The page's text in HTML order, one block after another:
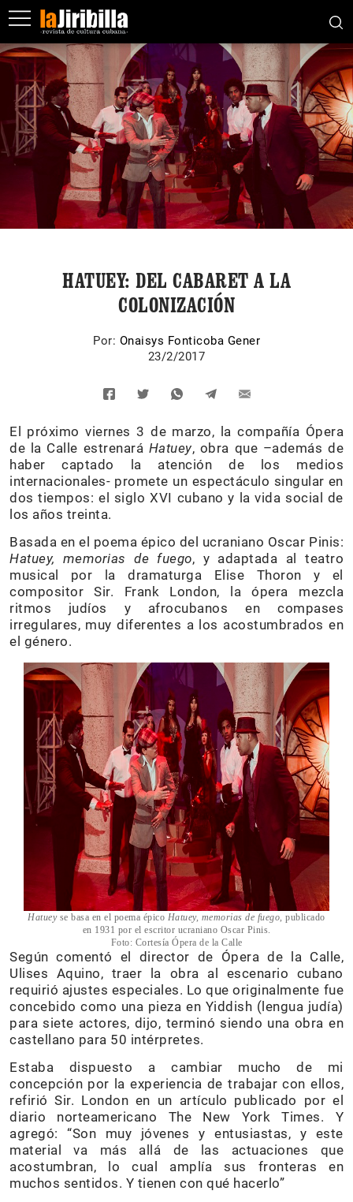
HATUEY: DEL CABARET A LA
COLONIZACIÓN
Por: Onaisys Fonticoba Gener
23/2/2017
El próximo viernes 3 de marzo, la compañía Ópera
de la Calle estrenará Hatuey, obra que –además de
haber captado la atención de los medios
internacionales- promete un espectáculo singular en
dos tiempos: el siglo XVI cubano y la vida social de
los años treinta.
Basada en el poema épico del ucraniano Oscar Pinis:
Hatuey, memorias de fuego, y adaptada al teatro
musical por la dramaturga Elise Thoron y el
compositor Sir. Frank London, la ópera mezcla
ritmos judíos y afrocubanos en compases
irregulares, muy diferentes a los acostumbrados en
el género.
Hatueyse basa en el poema épico Hatuey, memorias de fuego, publicado
en 1931 por el escritor ucraniano Oscar Pinis.
Foto: Cortesía Ópera de la Calle
Según comentó el director de Ópera de la Calle,
Ulises Aquino, traer la obra al escenario cubano
requirió ajustes especiales. Lo que originalmente fue
concebido como una pieza en Yiddish (lengua judía)
para siete actores, dijo, terminó siendo una obra en
castellano para 50 intérpretes.
Estaba dispuesto a cambiar mucho de mi
concepción por la experiencia de trabajar con ellos,
refirió Sir. London en un artículo publicado por el
diario norteamericano The New York Times. Y
agregó: “Son muy jóvenes y entusiastas, y este
material va más allá de las actuaciones que
acostumbran, lo cual amplía sus fronteras en
muchos sentidos. Y tienen con qué hacerlo”